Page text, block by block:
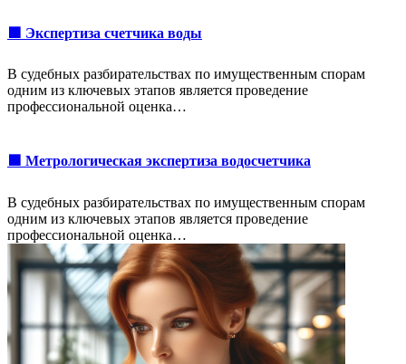
🟩 Экспертиза счетчика воды
В судебных разбирательствах по имущественным спорам
одним из ключевых этапов является проведение
профессиональной оценка…
🟩 Метрологическая экспертиза водосчетчика
В судебных разбирательствах по имущественным спорам
одним из ключевых этапов является проведение
профессиональной оценка…